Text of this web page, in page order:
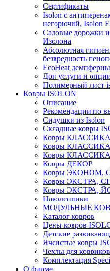
Сертификаты
Isolon с
негорючий, Isolon
Садовые дорожки
Изолона
Абсолютная
безвредность
EcoHeat
Доп услуги и
Полимерный лист
Ковры ISOLON
Описание
Рекомендации по
Сидушки из Isolon
Складные ковры
Ковры
Ковры
Ковры
Ковры ДЕКОР
Ковры ЭКОНОМ,
Ковры ЭКСТРА,
Ковры ЭКСТРА,
Наколенники
МОДУЛЬНЫЕ
Каталог ковров
Цены ковров
Детские
Ячеистые ковры
Чехлы для ковриков
Комплектация
О фирме